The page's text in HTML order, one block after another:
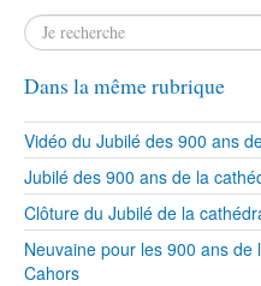
Dans la même rubrique
Vidéo du Jubilé des 900 ans
Jubilé des 900 ans de la
Clôture du Jubilé de la
Neuvaine pour les 900 ans
Cahors